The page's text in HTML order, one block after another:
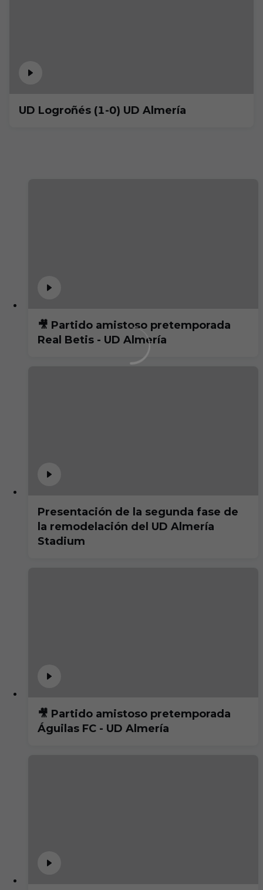
UD Logroñés (1-0) UD Almería
🎥 Partido amistoso pretemporada
Real Betis - UD Almería
Presentación de la segunda fase de
la remodelación del UD Almería
Stadium
🎥 Partido amistoso pretemporada
Águilas FC - UD Almería